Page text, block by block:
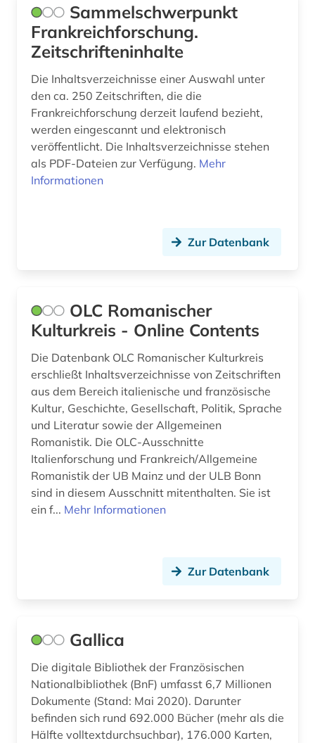
diplomatische beziehungen (1)
dissertation (2)
dokumentlieferung (1)
dominikaner (1)
drama (3)
elektrizitätsmarkt (1)
elektronische ressource (1)
elektronische zeitschrift (1)
elsass (1)
emmanuel de *1718-1784* (1)
enzyklopädie (7)
erster weltkrieg (4)
ethnische gruppe (1)
ethnische identität (1)
Sammelschwerpunkt
Frankreichforschung.
Zeitschrifteninhalte
Die Inhaltsverzeichnisse einer Auswahl unter
den ca. 250 Zeitschriften, die die
Frankreichforschung derzeit laufend bezieht,
werden eingescannt und elektronisch
veröffentlicht. Die Inhaltsverzeichnisse stehen
als PDF-Dateien zur Verfügung. Mehr
Informationen
Zur Datenbank
OLC Romanischer
Kulturkreis - Online Contents
Die Datenbank OLC Romanischer Kulturkreis
erschließt Inhaltsverzeichnisse von Zeitschriften
aus dem Bereich italienische und französische
Kultur, Geschichte, Gesellschaft, Politik, Sprache
und Literatur sowie der Allgemeinen
Romanistik. Die OLC-Ausschnitte
Italienforschung und Frankreich/Allgemeine
Romanistik der UB Mainz und der ULB Bonn
sind in diesem Ausschnitt mitenthalten. Sie ist
ein f... Mehr Informationen
Zur Datenbank
Gallica
Die digitale Bibliothek der Französischen
Nationalbibliothek (BnF) umfasst 6,7 Millionen
Dokumente (Stand: Mai 2020). Darunter
befinden sich rund 692.000 Bücher (mehr als die
Hälfte volltextdurchsuchbar), 176.000 Karten,